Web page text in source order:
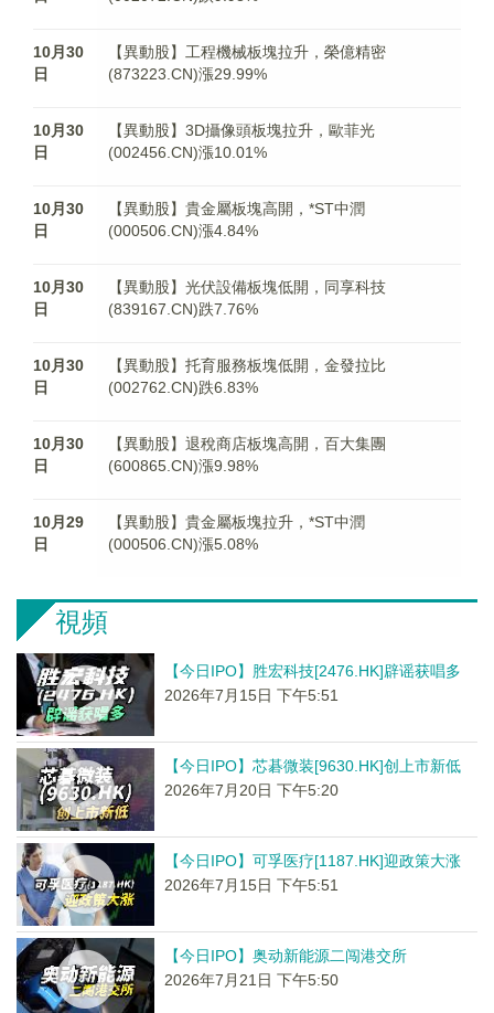
10月30
日
【異動股】工程機械板塊拉升，榮億精密
(873223.CN)漲29.99%
10月30
日
【異動股】3D攝像頭板塊拉升，歐菲光
(002456.CN)漲10.01%
10月30
日
【異動股】貴金屬板塊高開，*ST中潤
(000506.CN)漲4.84%
10月30
日
【異動股】光伏設備板塊低開，同享科技
(839167.CN)跌7.76%
10月30
日
【異動股】托育服務板塊低開，金發拉比
(002762.CN)跌6.83%
10月30
日
【異動股】退稅商店板塊高開，百大集團
(600865.CN)漲9.98%
10月29
日
【異動股】貴金屬板塊拉升，*ST中潤
(000506.CN)漲5.08%
視頻
【今日IPO】胜宏科技[2476.HK]辟谣获唱多
2026年7月15日 下午5:51
【今日IPO】芯碁微装[9630.HK]创上市新低
2026年7月20日 下午5:20
【今日IPO】可孚医疗[1187.HK]迎政策大涨
2026年7月15日 下午5:51
【今日IPO】奥动新能源二闯港交所
2026年7月21日 下午5:50